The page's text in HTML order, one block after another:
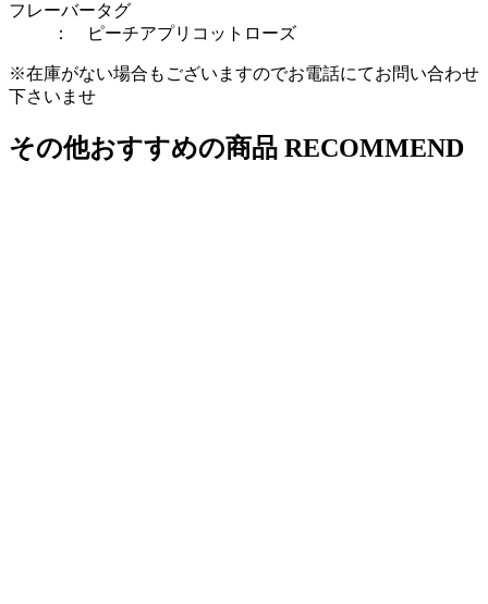
フレーバータグ
：
ピーチアプリコット ローズ
※在庫がない場合もございますのでお電話にてお問い合わせ
下さいませ
その他おすすめの商品 RECOMMEND